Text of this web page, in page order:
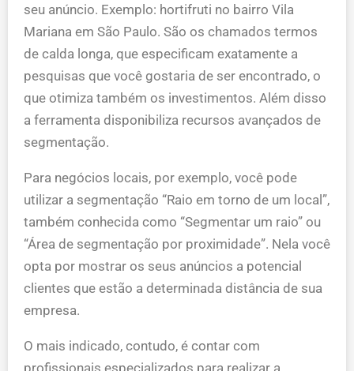
seu anúncio. Exemplo: hortifruti no bairro Vila
Mariana em São Paulo. São os chamados termos
de calda longa, que especificam exatamente a
pesquisas que você gostaria de ser encontrado, o
que otimiza também os investimentos. Além disso
a ferramenta disponibiliza recursos avançados de
segmentação.
Para negócios locais, por exemplo, você pode
utilizar a segmentação “Raio em torno de um local”,
também conhecida como “Segmentar um raio” ou
“Área de segmentação por proximidade”. Nela você
opta por mostrar os seus anúncios a potencial
clientes que estão a determinada distância de sua
empresa.
O mais indicado, contudo, é contar com
profissionais especializados para realizar a